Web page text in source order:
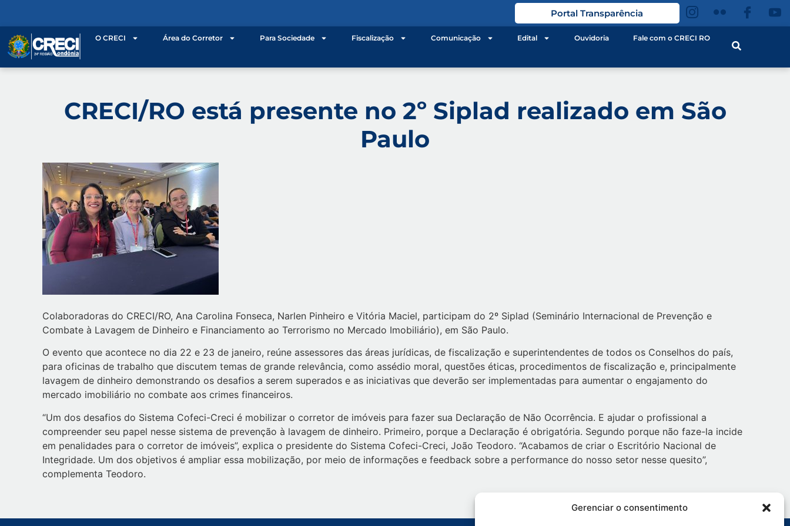
Gerenciar o consentimento
Portal Transparência
O CRECI Área do Corretor Para Sociedade Fiscalização Comunicação Edital Ouvidoria Fale com o CRECI RO
CRECI/RO está presente no 2º Siplad realizado em São
Paulo
Colaboradoras do CRECI/RO, Ana Carolina Fonseca, Narlen Pinheiro e Vitória Maciel, participam do 2º Siplad (Seminário Internacional de Prevenção e
Combate à Lavagem de Dinheiro e Financiamento ao Terrorismo no Mercado Imobiliário), em São Paulo.
O evento que acontece no dia 22 e 23 de janeiro, reúne assessores das áreas jurídicas, de fiscalização e superintendentes de todos os Conselhos do país,
para oficinas de trabalho que discutem temas de grande relevância, como assédio moral, questões éticas, procedimentos de fiscalização e, principalmente
lavagem de dinheiro demonstrando os desafios a serem superados e as iniciativas que deverão ser implementadas para aumentar o engajamento do
mercado imobiliário no combate aos crimes financeiros.
“Um dos desafios do Sistema Cofeci-Creci é mobilizar o corretor de imóveis para fazer sua Declaração de Não Ocorrência. E ajudar o profissional a
compreender seu papel nesse sistema de prevenção à lavagem de dinheiro. Primeiro, porque a Declaração é obrigatória. Segundo porque não faze-la incide
em penalidades para o corretor de imóveis”, explica o presidente do Sistema Cofeci-Creci, João Teodoro. “Acabamos de criar o Escritório Nacional de
Integridade. Um dos objetivos é ampliar essa mobilização, por meio de informações e feedback sobre a performance do nosso setor nesse quesito”,
complementa Teodoro.